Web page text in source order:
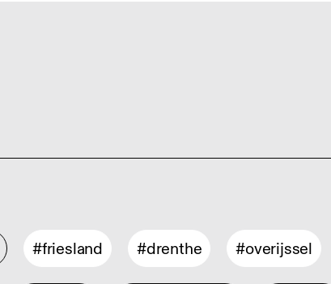
#friesland #drenthe #overijssel